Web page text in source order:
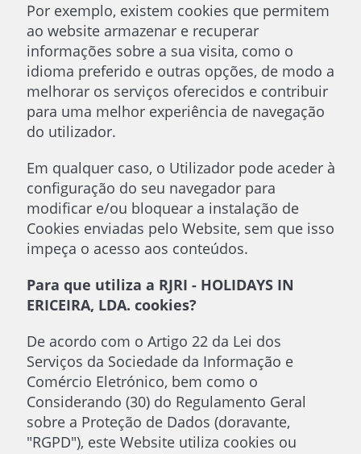
Por exemplo, existem cookies que permitem
ao website armazenar e recuperar
informações sobre a sua visita, como o
idioma preferido e outras opções, de modo a
melhorar os serviços oferecidos e contribuir
para uma melhor experiência de navegação
do utilizador.
Em qualquer caso, o Utilizador pode aceder à
configuração do seu navegador para
modificar e/ou bloquear a instalação de
Cookies enviadas pelo Website, sem que isso
impeça o acesso aos conteúdos.
Para que utiliza a RJRI - HOLIDAYS IN
ERICEIRA, LDA. cookies?
De acordo com o Artigo 22 da Lei dos
Serviços da Sociedade da Informação e
Comércio Eletrónico, bem como o
Considerando (30) do Regulamento Geral
sobre a Proteção de Dados (doravante,
"RGPD"), este Website utiliza cookies ou